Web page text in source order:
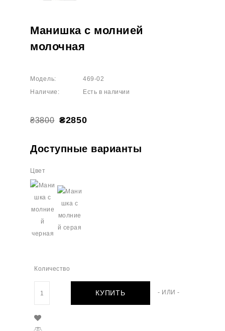
Манишка с молнией
молочная
Модель:
469-02
Наличие:
Есть в наличии
₴3800 ₴2850
Доступные варианты
Цвет
Количество
КУПИТЬ - ИЛИ -